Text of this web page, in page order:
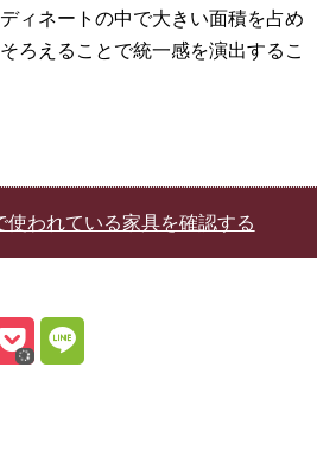
ィネートの中で大きい面積を占め
ろえることで統一感を演出するこ
使われている家具を確認する